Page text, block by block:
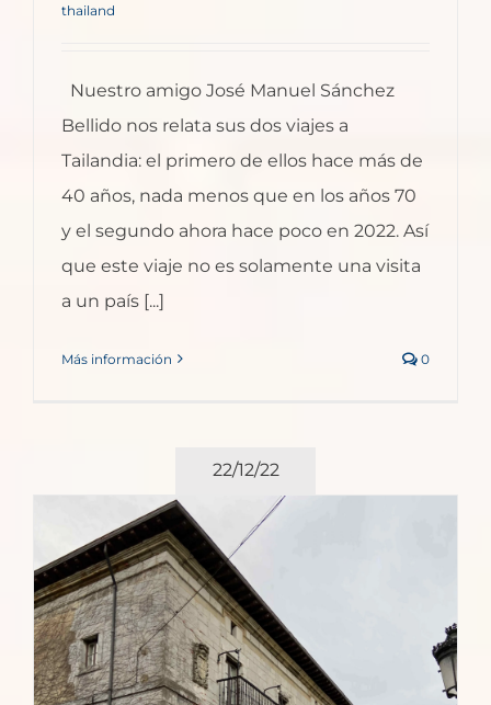
thailand
Nuestro amigo José Manuel Sánchez
Bellido nos relata sus dos viajes a
Tailandia: el primero de ellos hace más de
40 años, nada menos que en los años 70
y el segundo ahora hace poco en 2022. Así
que este viaje no es solamente una visita
a un país [...]
Más información 0
22/12/22